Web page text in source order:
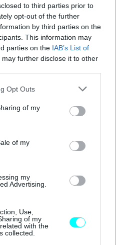
to third parties prior to
opt-out of the further
by third parties on the
This information may
parties on the IAB’s List of
may further disclose it to other
uses one or more Google
behaviour. You may click to
and its third-party tags to
purposes in below Google
Opt Outs
of my
of my
my
Advertising.
Use,
of my
with the
collected.
υποβληθεί στην εφορία
μεταβίβασης είναι
μεταβίβασης, ο αγοραστής
νόμιμα το όχημα, με τη
NOW
ΚΛΕΙΣΕ ΡΑΝΤΕΒΟΥ
ΤΗΣ RENAULT